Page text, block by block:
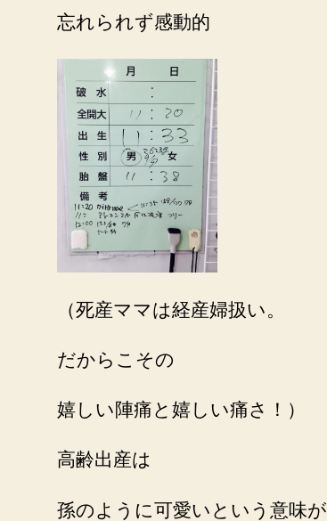
忘れられず感動的
（死産ママは経産婦扱い。
だからこその
嬉しい陣痛と嬉しい痛さ！）
高齢出産は
孫のように可愛いという意味が